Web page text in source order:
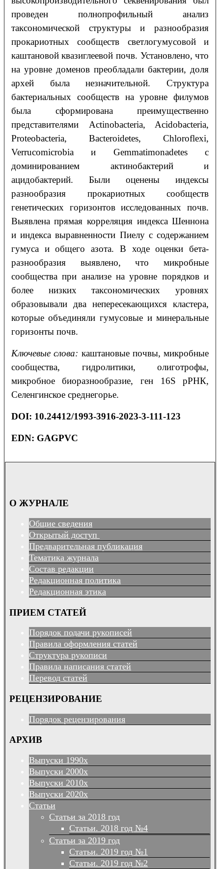
проведен полнопрофильный анализ
таксономической структуры и разнообразия
прокариотных сообществ светлогумусовой и
каштановой квазиглеевой почв. Установлено, что
на уровне доменов преобладали бактерии, доля
архей была незначительной. Структура
бактериальных сообществ на уровне филумов
была сформирована преимущественно
представителями Actinobacteria, Acidobacteria,
Proteobacteria, Bacteroidetes, Chloroflexi,
Verrucomicrobia и Gemmatimonadetes с
доминированием актинобактерий и
ацидобактерий. Были оценены индексы
разнообразия прокариотных сообществ
генетических горизонтов исследованных почв.
Выявлена прямая корреляция индекса Шеннона
и индекса выравненности Пиелу с содержанием
гумуса и общего азота. В ходе оценки бета-
разнообразия выявлено, что микробные
сообщества при анализе на уровне порядков и
более низких таксономических уровнях
образовывали два непересекающихся кластера,
которые объединяли гумусовые и минеральные
горизонты почв.
Ключевые слова: каштановые почвы, микробные
сообщества, гидролитики, олиготрофы,
микробное биоразнообразие, ген 16S рРНК,
Селенгинское среднегорье.
DOI: 10.24412/1993-3916-2023-3-111-123
EDN: GAGPVC
О ЖУРНАЛЕ
Общие сведения
Открытый доступ
Предварительная публикация
Тематика журнала
Состав редакции
Редакционная политика
Редакционная этика
ПРИЕМ СТАТЕЙ
Порядок подачи рукописей
Правила оформления статей
Структура рукописи
Правила написания статей
Перевод статей
РЕЦЕНЗИРОВАНИЕ
Порядок рецензирования
АРХИВ
Выпуски 1990х
Выпуски 2000х
Выпуски 2010х
Выпуски 2020х
Статьи
Статьи за 2018 год
Статьи. 2018 год №4
Статьи за 2019 год
Статьи. 2019 год №1
Статьи. 2019 год №2